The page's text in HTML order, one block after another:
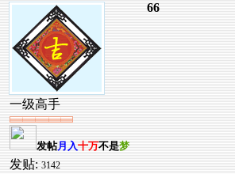
一级高手
发帖月入十万不是梦
发贴: 3142
66